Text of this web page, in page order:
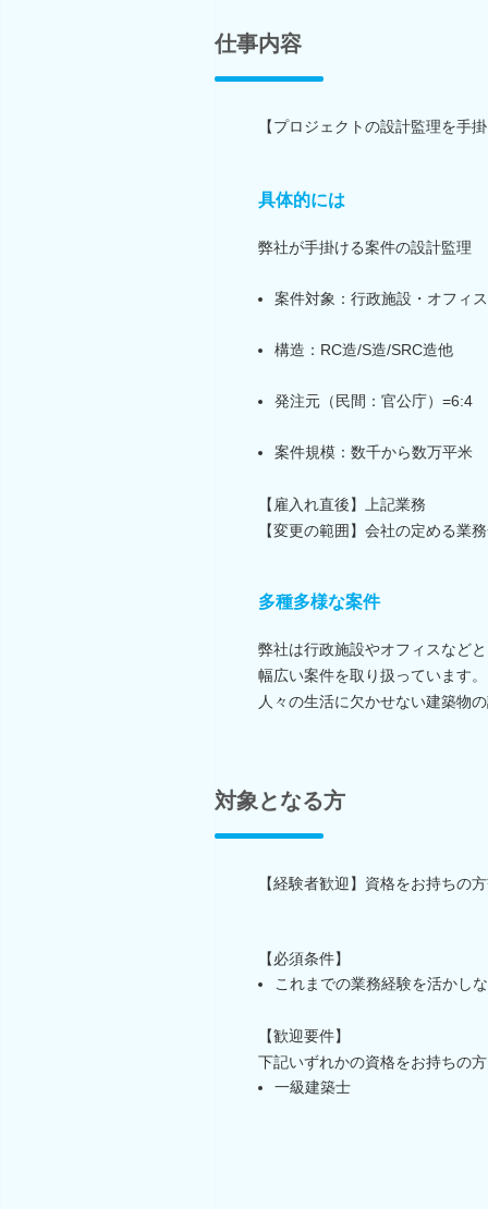
仕事内容
【プロジェクトの設計監理を手
具体的には
弊社が手掛ける案件の設計監理
案件対象：行政施設・オフィ
構造：RC造/S造/SRC造他
発注元（民間：官公庁）=6:4
案件規模：数千から数万平米
【雇入れ直後】上記業務
【変更の範囲】会社の定める業
多種多様な案件
弊社は行政施設やオフィスなど
幅広い案件を取り扱っています。
人々の生活に欠かせない建築物
対象となる方
【経験者歓迎】資格をお持ちの
【必須条件】
これまでの業務経験を活かし
【歓迎要件】
下記いずれかの資格をお持ちの方
一級建築士